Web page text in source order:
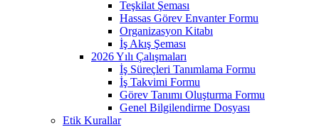
Teşkilat Şeması
Hassas Görev Envanter Formu
Organizasyon Kitabı
İş Akış Şeması
2026 Yılı Çalışmaları
İş Süreçleri Tanımlama Formu
İş Takvimi Formu
Görev Tanımı Oluşturma Formu
Genel Bilgilendirme Dosyası
Etik Kurallar